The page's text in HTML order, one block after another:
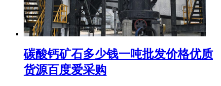
碳酸钙矿石多少钱一吨批发价格优质
货源百度爱采购